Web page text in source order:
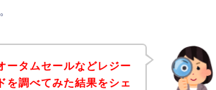
ータムセールなどレジー
を調べてみた結果をシェ